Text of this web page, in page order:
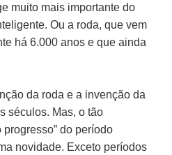
muito mais importante do
Ou a roda, que vem
há 6.000 anos e que ainda
da roda e a invenção da
séculos. Mas, o tão
do período
novidade. Exceto períodos